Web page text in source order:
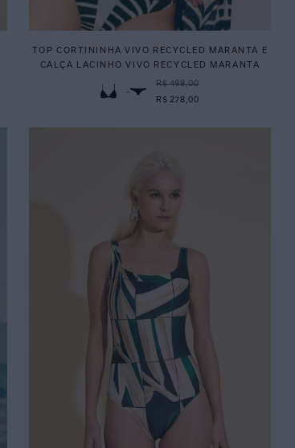
TOP CORTININHA VIVO RECYCLED MARANTA E
CALÇA LACINHO VIVO RECYCLED MARANTA
-
R$ 498,00
R$ 278,00